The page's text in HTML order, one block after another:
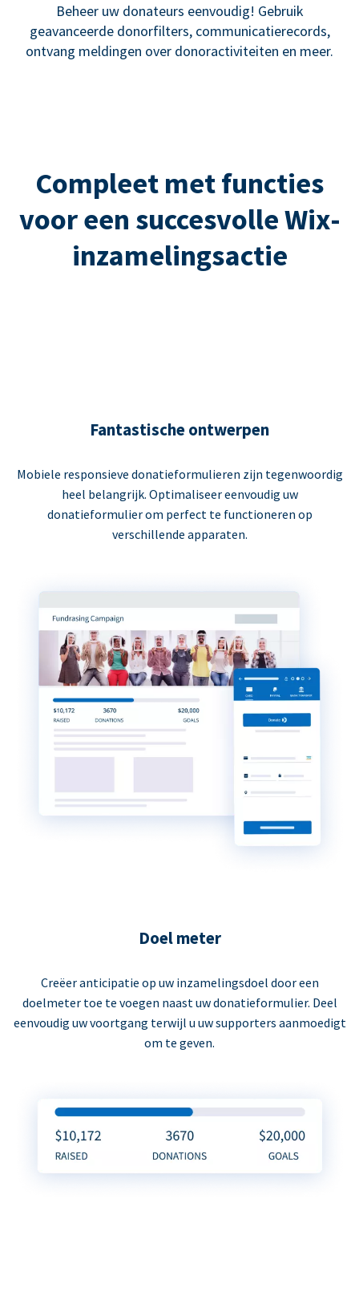
Beheer uw donateurs eenvoudig! Gebruik
geavanceerde donorfilters, communicatierecords,
ontvang meldingen over donoractiviteiten en meer.
Compleet met functies
voor een succesvolle Wix-
inzamelingsactie
Fantastische ontwerpen
Mobiele responsieve donatieformulieren zijn tegenwoordig
heel belangrijk. Optimaliseer eenvoudig uw
donatieformulier om perfect te functioneren op
verschillende apparaten.
Doel meter
Creëer anticipatie op uw inzamelingsdoel door een
doelmeter toe te voegen naast uw donatieformulier. Deel
eenvoudig uw voortgang terwijl u uw supporters aanmoedigt
om te geven.